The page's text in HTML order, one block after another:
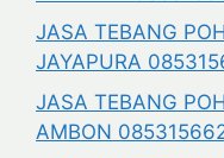
JASA TEBANG
JAYAPURA
JASA TEBANG
AMBON